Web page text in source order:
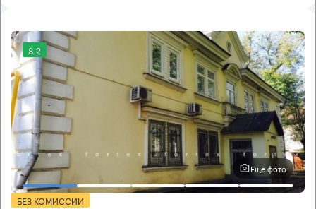
8.2
Еще фото
БЕЗ КОМИССИИ